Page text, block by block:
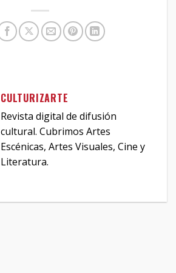
CULTURIZARTE
Revista digital de difusión
cultural. Cubrimos Artes
Escénicas, Artes Visuales, Cine y
Literatura.